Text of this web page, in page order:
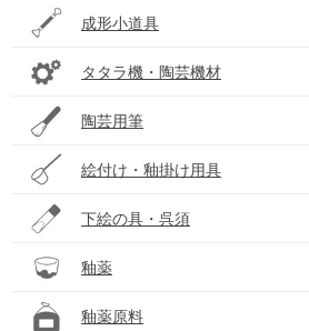
成形小道具
タタラ機・陶芸機材
陶芸用筆
絵付け・釉掛け用具
下絵の具・呉須
釉薬
釉薬原料